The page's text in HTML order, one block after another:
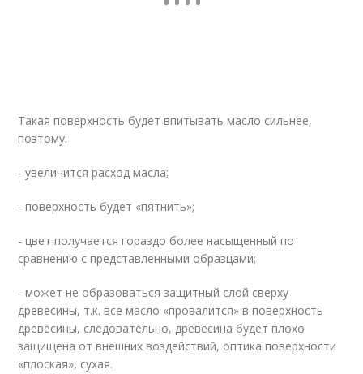
Такая поверхность будет впитывать масло сильнее,
поэтому:
- увеличится расход масла;
- поверхность будет «пятнить»;
- цвет получается гораздо более насыщенный по
сравнению с представленными образцами;
- может не образоваться защитный слой сверху
древесины, т.к. все масло «провалится» в поверхность
древесины, следовательно, древесина будет плохо
защищена от внешних воздействий, оптика поверхности
«плоская», сухая.